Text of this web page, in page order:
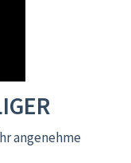
angenehme